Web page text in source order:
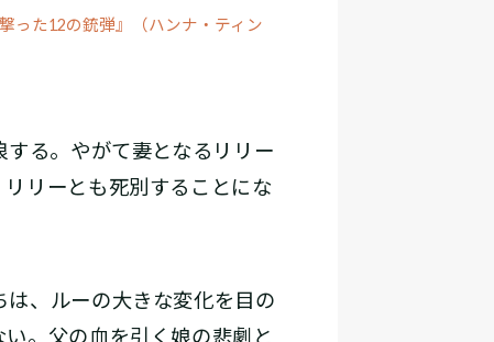
撃った12の銃弾』（ハンナ・ティン
する。やがて妻となるリリー
リーとも死別することにな
、ルーの大きな変化を目の
。父の血を引く娘の悲劇と